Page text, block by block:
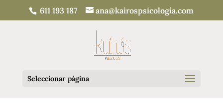
611 193 187 ana@kairospsicologia.com
Seleccionar página